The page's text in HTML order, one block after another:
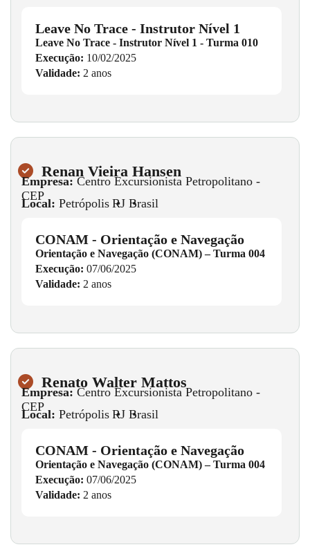
Leave No Trace - Instrutor Nível 1
Leave No Trace - Instrutor Nível 1 - Turma 010
Execução: 10/02/2025
Validade: 2 anos
Renan Vieira Hansen
Empresa: Centro Excursionista Petropolitano -
CEP
Local: Petrópolis •
RJ •
Brasil
CONAM - Orientação e Navegação
Orientação e Navegação (CONAM) – Turma 004
Execução: 07/06/2025
Validade: 2 anos
Renato Walter Mattos
Empresa: Centro Excursionista Petropolitano -
CEP
Local: Petrópolis •
RJ •
Brasil
CONAM - Orientação e Navegação
Orientação e Navegação (CONAM) – Turma 004
Execução: 07/06/2025
Validade: 2 anos